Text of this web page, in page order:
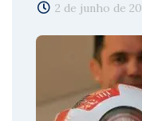
2 de junho de